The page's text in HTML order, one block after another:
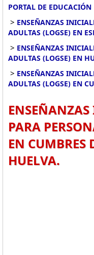
PORTAL DE EDUCACIÓN
> ENSEÑANZAS
ADULTAS (LOGSE) EN
> ENSEÑANZAS
ADULTAS (LOGSE) EN
> ENSEÑANZAS
ADULTAS (LOGSE) EN
PARA
EN CUMBRES
HUELVA.